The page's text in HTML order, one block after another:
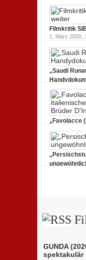
Neuauflage
1. März 2020,
Filmkritik
1. März 2020,
„Saudi
„Favolacce
Berlinale-
25. Februar
GUNDA
spektakulär